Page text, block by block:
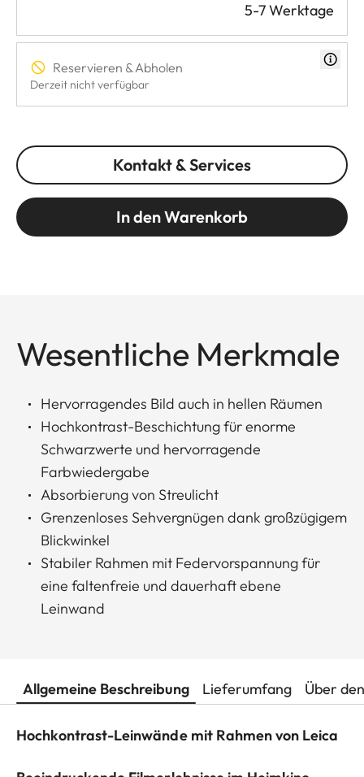
5-7 Werktage
Reservieren & Abholen
Derzeit nicht verfügbar
Kontakt & Services
In den Warenkorb
Wesentliche Merkmale
Hervorragendes Bild auch in hellen Räumen
Hochkontrast-Beschichtung für enorme
Schwarzwerte und hervorragende
Farbwiedergabe
Absorbierung von Streulicht
Grenzenloses Sehvergnügen dank großzügigem
Blickwinkel
Stabiler Rahmen mit Federvorspannung für
eine faltenfreie und dauerhaft ebene
Leinwand
Allgemeine Beschreibung Lieferumfang Über
Hochkontrast-Leinwände mit Rahmen von Leica